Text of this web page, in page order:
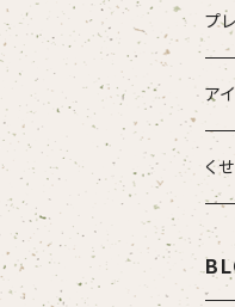
エ
プ
大
男
女性
ア
く